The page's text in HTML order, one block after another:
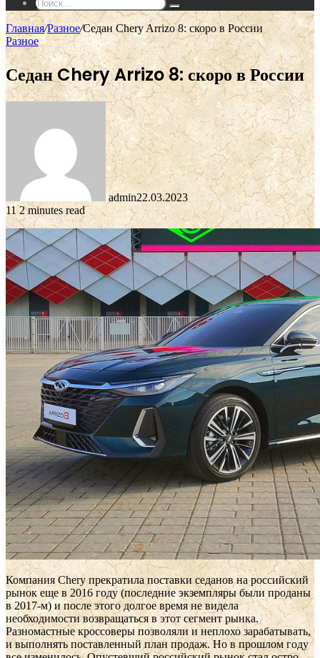
Поиск...
Главная/Разное/Седан Chery Arrizo 8: скоро в России
Разное
Седан Chery Arrizo 8: скоро в России
admin22.03.2023
112 minutes read
Компания Chery прекратила поставки седанов на российский
рынок еще в 2016 году (последние экземпляры были проданы
в 2017-м) и после этого долгое время не видела
необходимости возвращаться в этот сегмент рынка.
Разномастные кроссоверы позволяли и неплохо зарабатывать,
и выполнять поставленный план продаж. Но в прошлом году